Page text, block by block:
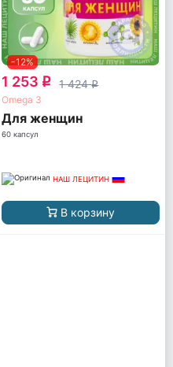
-12%
1 253 q 1 424q
Omega 3
Для женщин
60 капсул
НАШ ЛЕЦИТИН
В корзину